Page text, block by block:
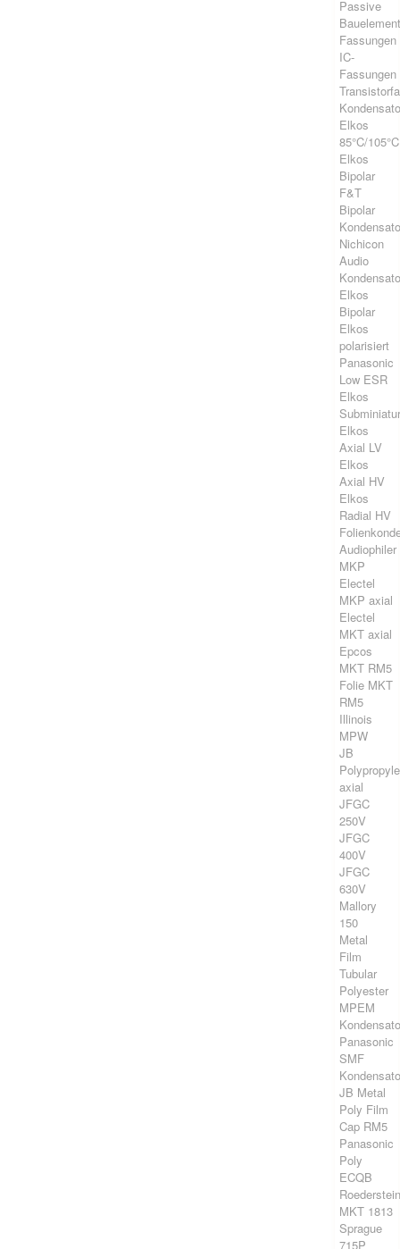
Passive
Fassungen
IC-
Fassungen
Elkos
85°C/105°C
Elkos
Bipolar
F&T
Bipolar
Nichicon
Audio
Elkos
Bipolar
Elkos
polarisiert
Panasonic
Low ESR
Elkos
Elkos
Axial LV
Elkos
Axial HV
Elkos
Radial HV
Audiophiler
MKP
Electel
MKP axial
Electel
MKT axial
Epcos
MKT RM5
Folie MKT
RM5
Illinois
MPW
JB
axial
JFGC
250V
JFGC
400V
JFGC
630V
Mallory
150
Metal
Film
Tubular
Polyester
MPEM
Panasonic
SMF
JB Metal
Poly Film
Cap RM5
Panasonic
Poly
ECQB
MKT 1813
Sprague
715P